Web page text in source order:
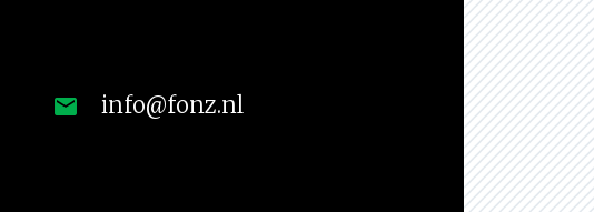
mail info@fonz.nl